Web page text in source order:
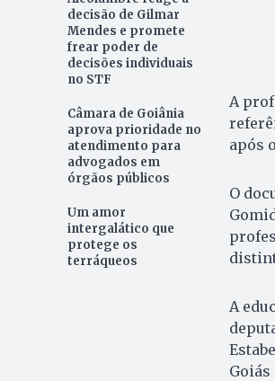
decisão de Gilmar
Mendes e promete
frear poder de
decisões individuais
no STF
Câmara de Goiânia
aprova prioridade no
atendimento para
advogados em
órgãos públicos
Um amor
intergalático que
protege os
terráqueos
A
após
O
A